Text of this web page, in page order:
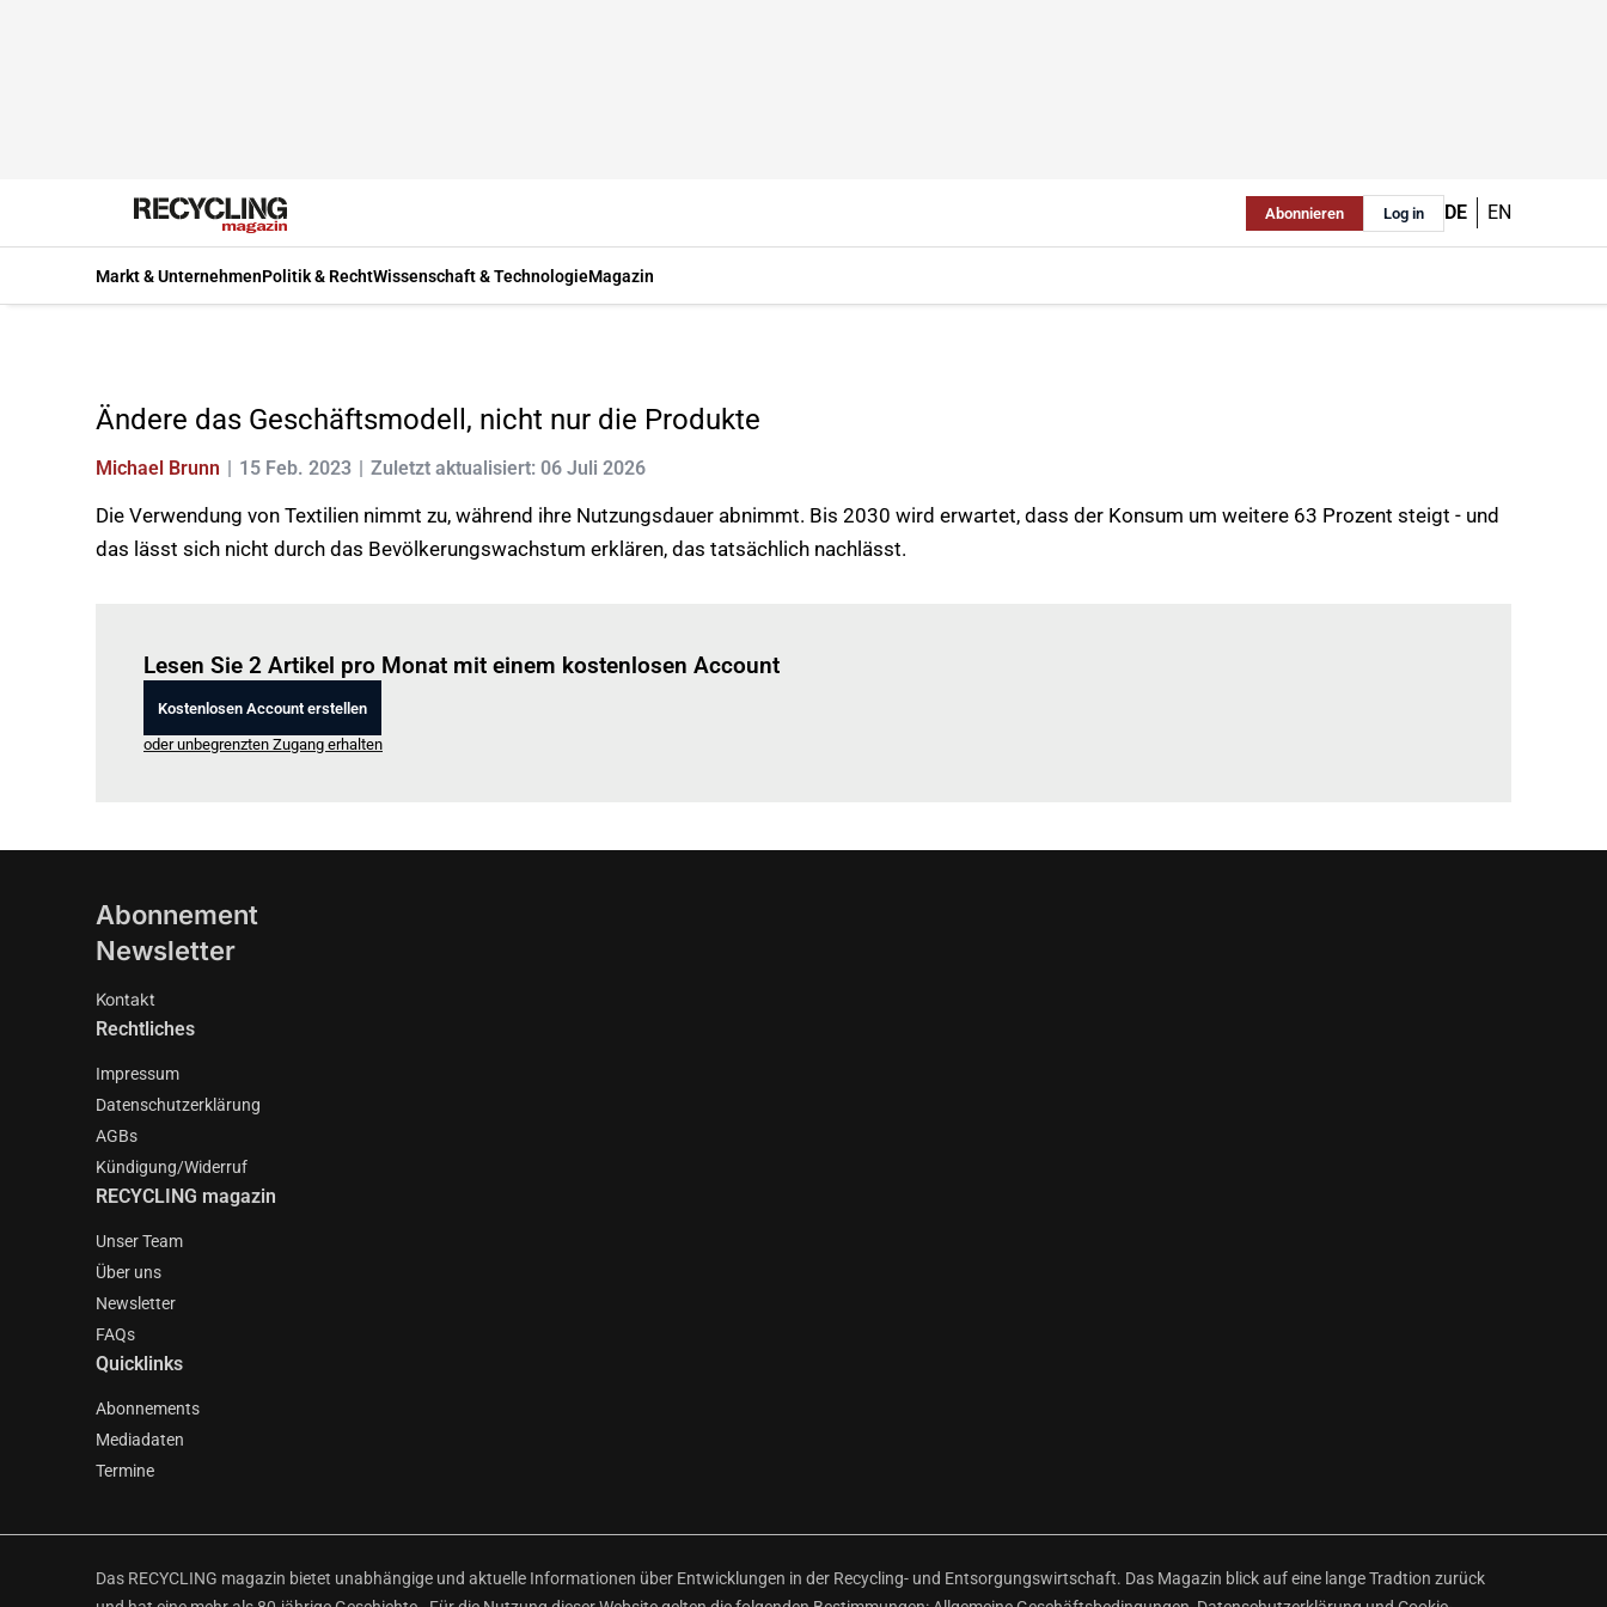
Abonnieren Log in DE EN
Markt & UnternehmenPolitik & RechtWissenschaft & TechnologieMagazin
Ändere das Geschäftsmodell, nicht nur die Produkte
Michael Brunn 15 Feb. 2023 Zuletzt aktualisiert: 06 Juli 2026
Die Verwendung von Textilien nimmt zu, während ihre Nutzungsdauer abnimmt. Bis 2030 wird erwartet, dass der Konsum um weitere 63 Prozent steigt - und
das lässt sich nicht durch das Bevölkerungswachstum erklären, das tatsächlich nachlässt.
Lesen Sie 2 Artikel pro Monat mit einem kostenlosen Account
Kostenlosen Account erstellen
oder unbegrenzten Zugang erhalten
Abonnement
Newsletter
Kontakt
Rechtliches
Impressum
Datenschutzerklärung
AGBs
Kündigung/Widerruf
RECYCLING magazin
Unser Team
Über uns
Newsletter
FAQs
Quicklinks
Abonnements
Mediadaten
Termine
Das RECYCLING magazin bietet unabhängige und aktuelle Informationen über Entwicklungen in der Recycling- und Entsorgungswirtschaft. Das Magazin blick auf eine lange Tradtion zurück